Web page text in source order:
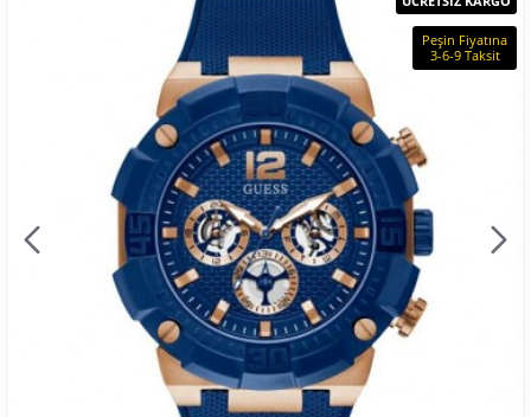
Peşin Fiyatına
3-6-9 Taksit